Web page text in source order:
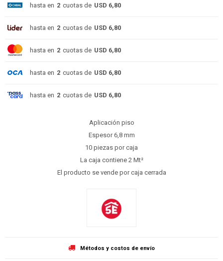
hasta en 2 cuotas de USD 6,80
hasta en 2 cuotas de USD 6,80
hasta en 2 cuotas de USD 6,80
hasta en 2 cuotas de USD 6,80
hasta en 2 cuotas de USD 6,80
Aplicación piso
Espesor 6,8 mm
10 piezas por caja
La caja contiene 2 Mt²
El producto se vende por caja cerrada
Métodos y costos de envío